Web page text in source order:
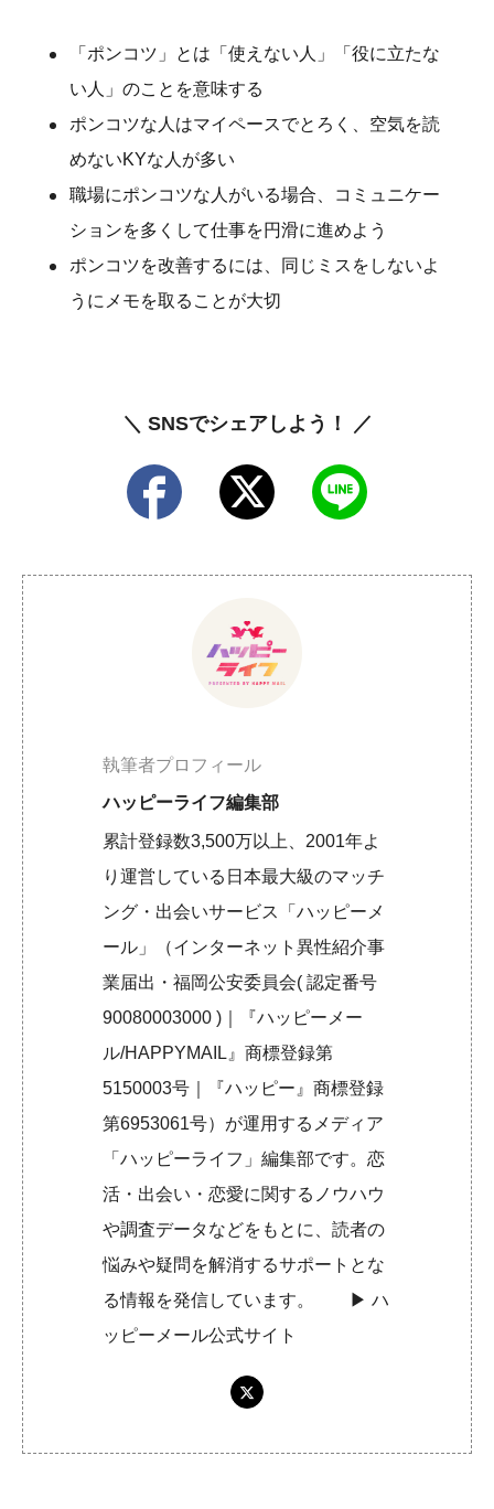
「ポンコツ」とは「使えない人」「役に立たな
い人」のことを意味する
ポンコツな人はマイペースでとろく、空気を読
めないKYな人が多い
職場にポンコツな人がいる場合、コミュニケー
ションを多くして仕事を円滑に進めよう
ポンコツを改善するには、同じミスをしないよ
うにメモを取ることが大切
＼ SNSでシェアしよう！ ／
執筆者プロフィール
ハッピーライフ編集部
累計登録数3,500万以上、2001年よ
り運営している日本最大級のマッチ
ング・出会いサービス「ハッピーメ
ール」（インターネット異性紹介事
業届出・福岡公安委員会( 認定番号
90080003000 )｜『ハッピーメー
ル/HAPPYMAIL』商標登録第
5150003号｜『ハッピー』商標登録
第6953061号）が運用するメディア
「ハッピーライフ」編集部です。恋
活・出会い・恋愛に関するノウハウ
や調査データなどをもとに、読者の
悩みや疑問を解消するサポートとな
る情報を発信しています。 ▶︎ハ
ッピーメール公式サイト